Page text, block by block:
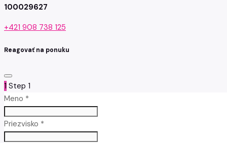
100029627
+421 908 738 125
Reagovať na ponuku
1 Step 1
Meno *
Priezvisko *